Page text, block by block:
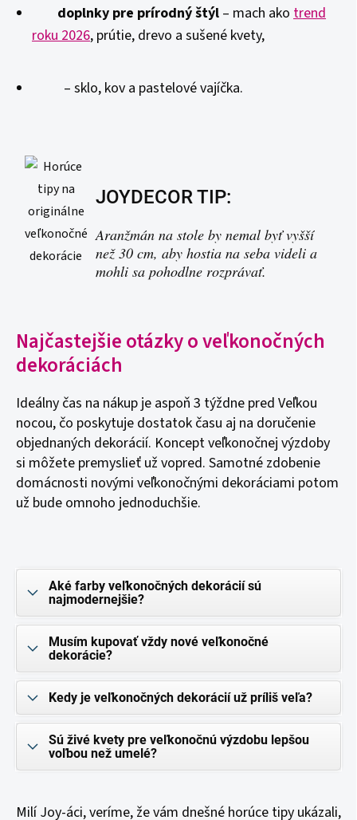
doplnky pre prírodný štýl – mach ako trend
roku 2026, prútie, drevo a sušené kvety,
– sklo, kov a pastelové vajíčka.
JOYDECOR TIP:
Aranžmán na stole by nemal byť vyšší
než 30 cm, aby hostia na seba videli a
mohli sa pohodlne rozprávať.
Najčastejšie otázky o veľkonočných
dekoráciách
Ideálny čas na nákup je aspoň 3 týždne pred Veľkou
nocou, čo poskytuje dostatok času aj na doručenie
objednaných dekorácií. Koncept veľkonočnej výzdoby
si môžete premyslieť už vopred. Samotné zdobenie
domácnosti novými veľkonočnými dekoráciami potom
už bude omnoho jednoduchšie.
Aké farby veľkonočných dekorácií sú
najmodernejšie?
Musím kupovať vždy nové veľkonočné
dekorácie?
Kedy je veľkonočných dekorácií už príliš veľa?
Sú živé kvety pre veľkonočnú výzdobu lepšou
voľbou než umelé?
Milí Joy-áci, veríme, že vám dnešné horúce tipy ukázali,